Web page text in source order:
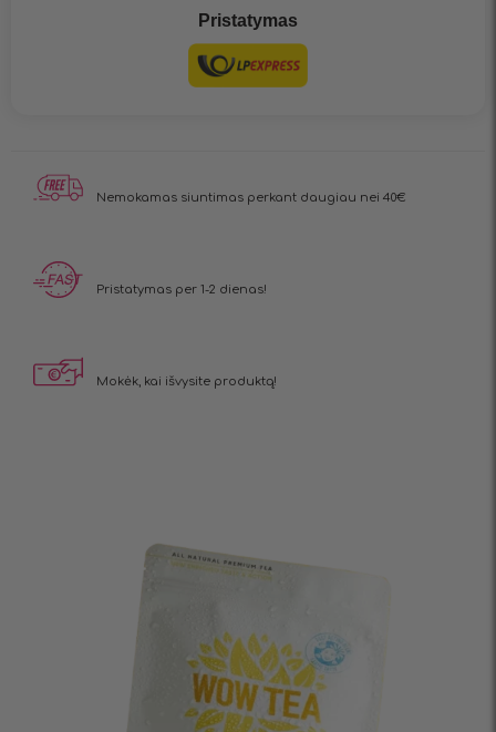
Pristatymas
Nemokamas siuntimas perkant daugiau nei 40€
Pristatymas per 1-2 dienas!
Mokėk, kai išvysite produktą!